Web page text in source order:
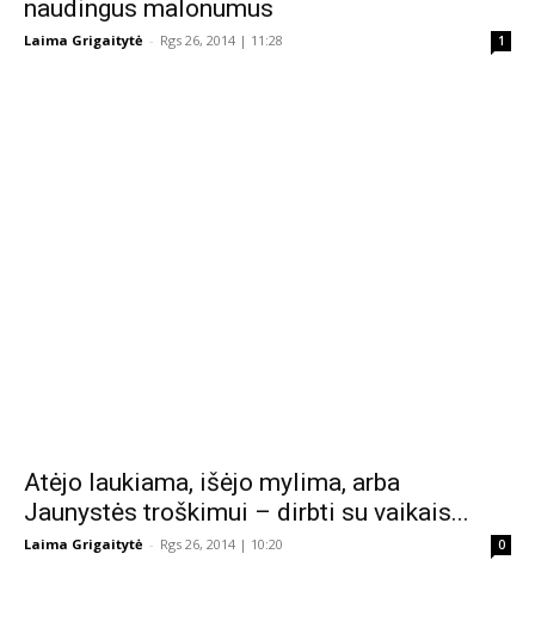
naudingus malonumus
Laima Grigaitytė - Rgs 26, 2014 | 11:28 1
Atėjo laukiama, išėjo mylima, arba
Jaunystės troškimui – dirbti su vaikais...
Laima Grigaitytė - Rgs 26, 2014 | 10:20 0